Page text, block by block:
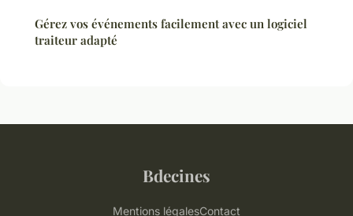
Gérez vos événements facilement avec un logiciel
traiteur adapté
Bdecines
Mentions légalesContact